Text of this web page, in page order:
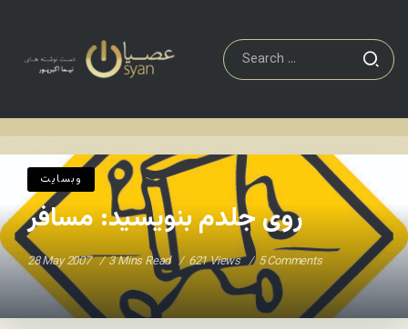
وبسایت
روی جلدم بنویسید: مسافر
28 May 2007 3 Mins Read 621 Views 5 Comments